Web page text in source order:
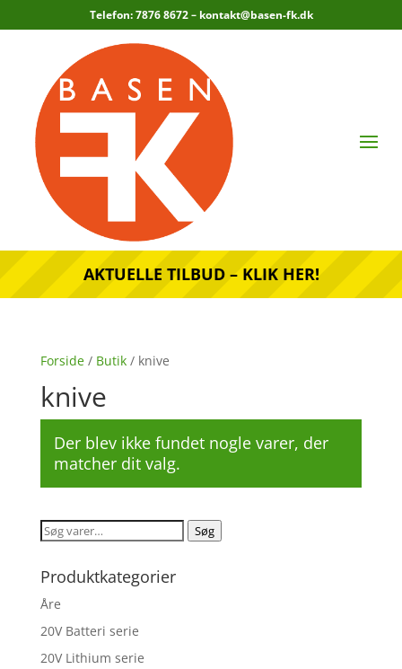
Telefon: 7876 8672 – kontakt@basen-fk.dk
AKTUELLE TILBUD – KLIK HER!
Forside/ Butik/ knive
knive
Der blev ikke fundet nogle varer, der
matcher dit valg.
Søg
Søg
Produktkategorier
Åre
20V Batteri serie
20V Lithium serie